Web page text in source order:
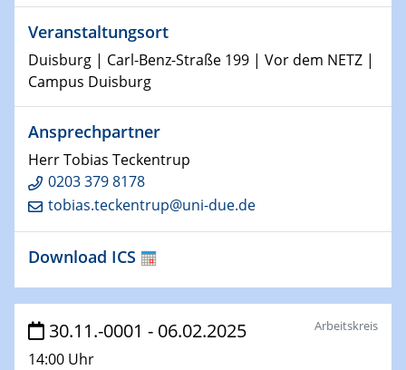
14.01.2025
SFB 1242 Kolloquium
15.01.2025
Physikalisches Kolloquium
15.01.2025
GDCh Kolloquium
Make it and break it: Contact and Cracks at soft
22.01.2025
HyMission Short Talks
Veranstaltungsort
Duisburg | Carl-Benz-Straße 199 | Vor dem NETZ |
Campus Duisburg
Ansprechpartner
Herr Tobias Teckentrup
0203 379 8178
tobias.teckentrup@uni-due.de
Download ICS
30.11.-0001 - 06.02.2025
14:00 Uhr
Arbeitskreis